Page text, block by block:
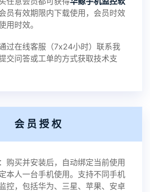
义文件名称
常风险情况，传输对方手机数据文
代理网络
题与所需的更多功能，华鲸手机监
员有效期限内下载使用，会员时效
用时效。
过在线客服（7x24小时）联系我
交问答或工单的方式获取技术支
会员授权
：购买并安装后，自动绑定当前使用
本人一台手机使用。支持不同手机
控，包括华为、三星、苹果、安卓